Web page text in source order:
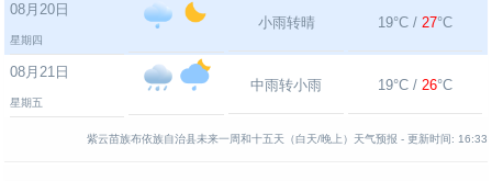
08月20日
星期四
小雨转晴 19°C / 27°C
08月21日
星期五
中雨转小雨 19°C / 26°C
紫云苗族布依族自治县未来一周和十五天（白天/晚上）天气预报 - 更新时间: 16:33